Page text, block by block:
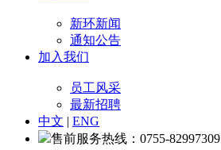
新环新闻
通知公告
加入我们
员工风采
最新招聘
中文 | ENG
售前服务热线：0755-82997309